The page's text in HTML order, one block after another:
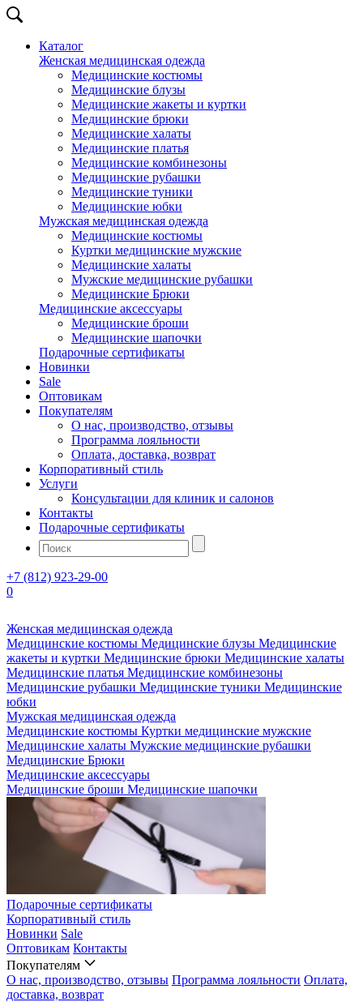
Каталог
Женская медицинская одежда
Медицинские костюмы
Медицинские блузы
Медицинские жакеты и куртки
Медицинские брюки
Медицинские халаты
Медицинские платья
Медицинские комбинезоны
Медицинские рубашки
Медицинские туники
Медицинские юбки
Мужская медицинская одежда
Медицинские костюмы
Куртки медицинские мужские
Медицинские халаты
Мужские медицинские рубашки
Медицинские Брюки
Медицинские аксессуары
Медицинские броши
Медицинские шапочки
Подарочные сертификаты
Новинки
Sale
Оптовикам
Покупателям
О нас, производство, отзывы
Программа лояльности
Оплата, доставка, возврат
Корпоративный стиль
Услуги
Консультации для клиник и салонов
Контакты
Подарочные сертификаты
+7 (812) 923-29-00
0
Женская медицинская одежда
Медицинские костюмы Медицинские блузы Медицинские
жакеты и куртки Медицинские брюки Медицинские халаты
Медицинские платья Медицинские комбинезоны
Медицинские рубашки Медицинские туники Медицинские
юбки
Мужская медицинская одежда
Медицинские костюмы Куртки медицинские мужские
Медицинские халаты Мужские медицинские рубашки
Медицинские Брюки
Медицинские аксессуары
Медицинские броши Медицинские шапочки
Подарочные сертификаты
Корпоративный стиль
Новинки Sale
Оптовикам Контакты
Покупателям
О нас, производство, отзывы Программа лояльности Оплата,
доставка, возврат